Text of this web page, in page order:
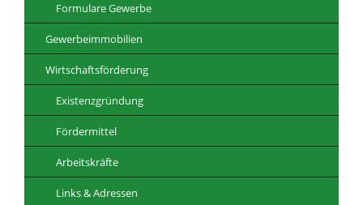
Formulare Gewerbe
Gewerbeimmobilien
Wirtschaftsförderung
Existenzgründung
Fördermittel
Arbeitskräfte
Links & Adressen